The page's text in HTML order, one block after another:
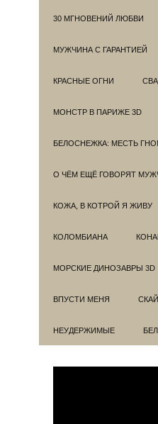
30 МГНОВЕНИЙ ЛЮБВИ
МУЖЧИНА С ГАРАНТИЕЙ
КРАСНЫЕ ОГНИ
МОНСТР В ПАРИЖЕ 3D
БЕЛОСНЕЖКА: МЕСТЬ
О ЧЁМ ЕЩЁ ГОВОРЯТ
КОЖА, В КОТРОЙ Я ЖИВУ
КОЛОМБИАНА
МОРСКИЕ ДИНОЗАВРЫ 3D
ВПУСТИ МЕНЯ
НЕУДЕРЖИМЫЕ